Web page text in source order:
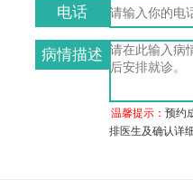
电话
病情描述
温馨提示：预约
排医生及确认详